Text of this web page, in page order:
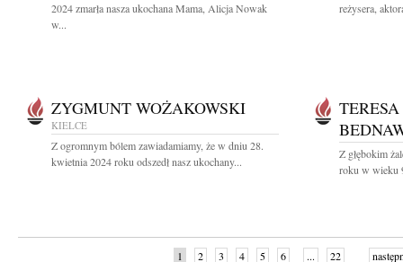
2024 zmarła nasza ukochana Mama, Alicja Nowak
w...
reżysera,
ZYGMUNT WOŻAKOWSKI
KIELCE
Z ogromnym bólem zawiadamiamy, że w dniu 28.
kwietnia 2024 roku odszedł nasz ukochany...
Z głębokim
roku w wieku
1 2 3 4 5 6 ... 22